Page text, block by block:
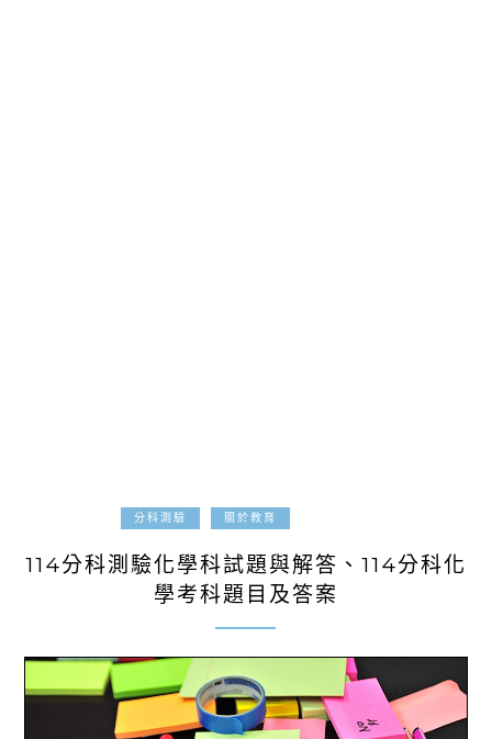
分科測驗 關於教育
114分科測驗化學科試題與解答、114分科化
學考科題目及答案